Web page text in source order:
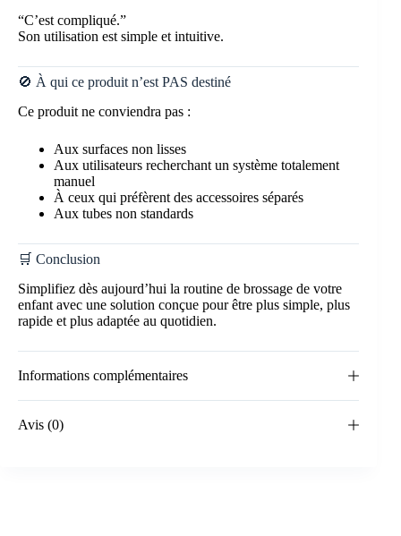
“C’est compliqué.”
Son utilisation est simple et intuitive.
🚫 À qui ce produit n’est PAS destiné
Ce produit ne conviendra pas :
Aux surfaces non lisses
Aux utilisateurs recherchant un système totalement
manuel
À ceux qui préfèrent des accessoires séparés
Aux tubes non standards
🛒 Conclusion
Simplifiez dès aujourd’hui la routine de brossage de votre
enfant avec une solution conçue pour être plus simple, plus
rapide et plus adaptée au quotidien.
Informations complémentaires
Avis (0)